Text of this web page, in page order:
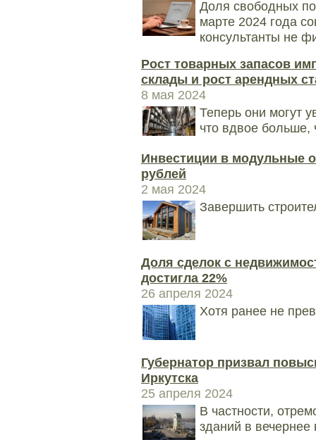
Доля свободных
марте 2024 года
консультанты не
Рост товарных запасов
склады и рост арендных
8 мая 2024
Теперь они могут
что вдвое больше,
Инвестиции в модульные
рублей
2 мая 2024
Завершить
Доля сделок с
достигла 22%
26 апреля 2024
Хотя ранее не
Губернатор призвал
Иркутска
25 апреля 2024
В частности,
зданий в вечернее